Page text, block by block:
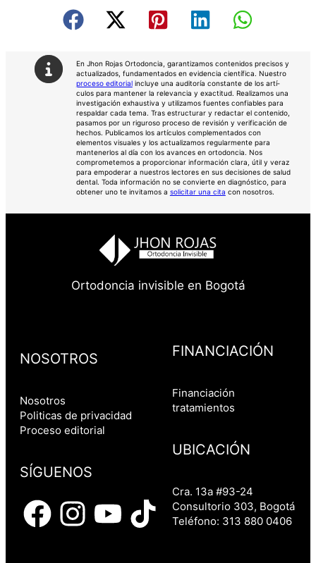
En Jhon Rojas Ortodoncia, garantizamos contenidos precisos y
actualizados, fundamentados en evidencia científica. Nuestro
proceso editorialincluye una auditorí­a constante de los artí­
culos para mantener la relevancia y exactitud. Realizamos una
investigación exhaustiva y utilizamos fuentes confiables para
respaldar cada tema. Tras estructurar y redactar el contenido,
pasamos por un riguroso proceso de revisión y verificación de
hechos. Publicamos los artículos complementados con
elementos visuales y los actualizamos regularmente para
mantenerlos al día con los avances en ortodoncia. Nos
comprometemos a proporcionar información clara, útil y veraz
para empoderar a nuestros lectores en sus decisiones de salud
dental. Toda información no se convierte en diagnóstico, para
obtener uno te invitamos a solicitar una cita con nosotros.
Ortodoncia invisible en Bogotá
NOSOTROS
Nosotros
Politicas de privacidad
Proceso editorial
SÍGUENOS
FINANCIACIÓN
Financiación
tratamientos
UBICACIÓN
Cra. 13a #93-24
Consultorio 303, Bogotá
Teléfono: 313 880 0406